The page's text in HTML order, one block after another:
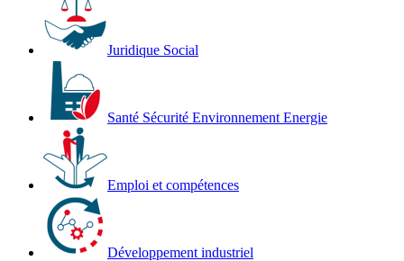
Juridique Social
Santé Sécurité Environnement Energie
Emploi et compétences
Développement industriel